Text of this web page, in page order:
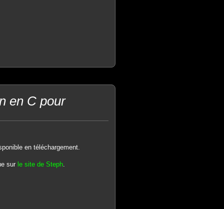
en C pour
en téléchargement.
sur le site de Steph.